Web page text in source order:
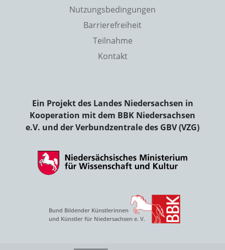
Nutzungsbedingungen
Barrierefreiheit
Teilnahme
Kontakt
Ein Projekt des Landes Niedersachsen in
Kooperation mit dem BBK Niedersachsen
e.V. und der Verbundzentrale des GBV (VZG)
Bund Bildender Künstlerinnen
und Künstler für Niedersachsen e. V.